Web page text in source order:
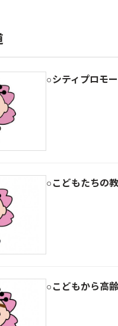
○シティプロモ
○こどもたちの
○こどもから高